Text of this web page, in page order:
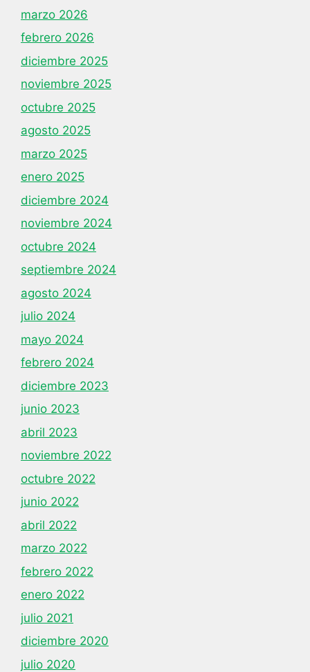
marzo 2026
febrero 2026
diciembre 2025
noviembre 2025
octubre 2025
agosto 2025
marzo 2025
enero 2025
diciembre 2024
noviembre 2024
octubre 2024
septiembre 2024
agosto 2024
julio 2024
mayo 2024
febrero 2024
diciembre 2023
junio 2023
abril 2023
noviembre 2022
octubre 2022
junio 2022
abril 2022
marzo 2022
febrero 2022
enero 2022
julio 2021
diciembre 2020
julio 2020